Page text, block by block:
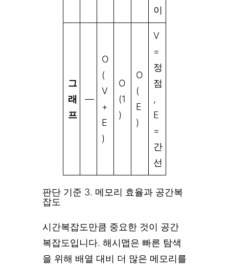
이
그
래
프
—
O
(
V
+
E
)
O
(1
)
O
(
E
)
V
=
정
점
,
E
=
간
선
판단 기준 3. 메모리 효율과 공간복
잡도
시간복잡도만큼 중요한 것이 공간
복잡도입니다. 해시맵은 빠른 탐색
을 위해 배열 대비 더 많은 메모리를